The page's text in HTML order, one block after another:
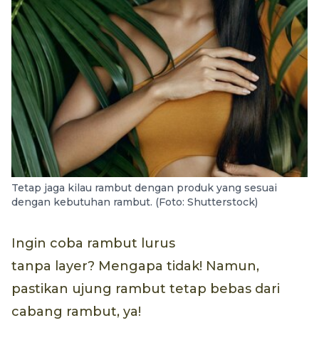
Tetap jaga kilau rambut dengan produk yang sesuai
dengan kebutuhan rambut. (Foto: Shutterstock)
Ingin coba rambut lurus
tanpa layer? Mengapa tidak! Namun,
pastikan ujung rambut tetap bebas dari
cabang rambut, ya!